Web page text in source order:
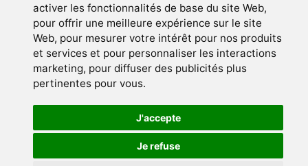
activer les fonctionnalités de base du site Web,
pour offrir une meilleure expérience sur le site
Web, pour mesurer votre intérêt pour nos produits
et services et pour personnaliser les interactions
marketing, pour diffuser des publicités plus
pertinentes pour vous.
J'accepte
Je refuse
No Result Website Carbon